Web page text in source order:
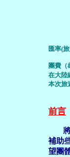
匯率(
團費（
在大陸
本次旅
前言
補助
望團